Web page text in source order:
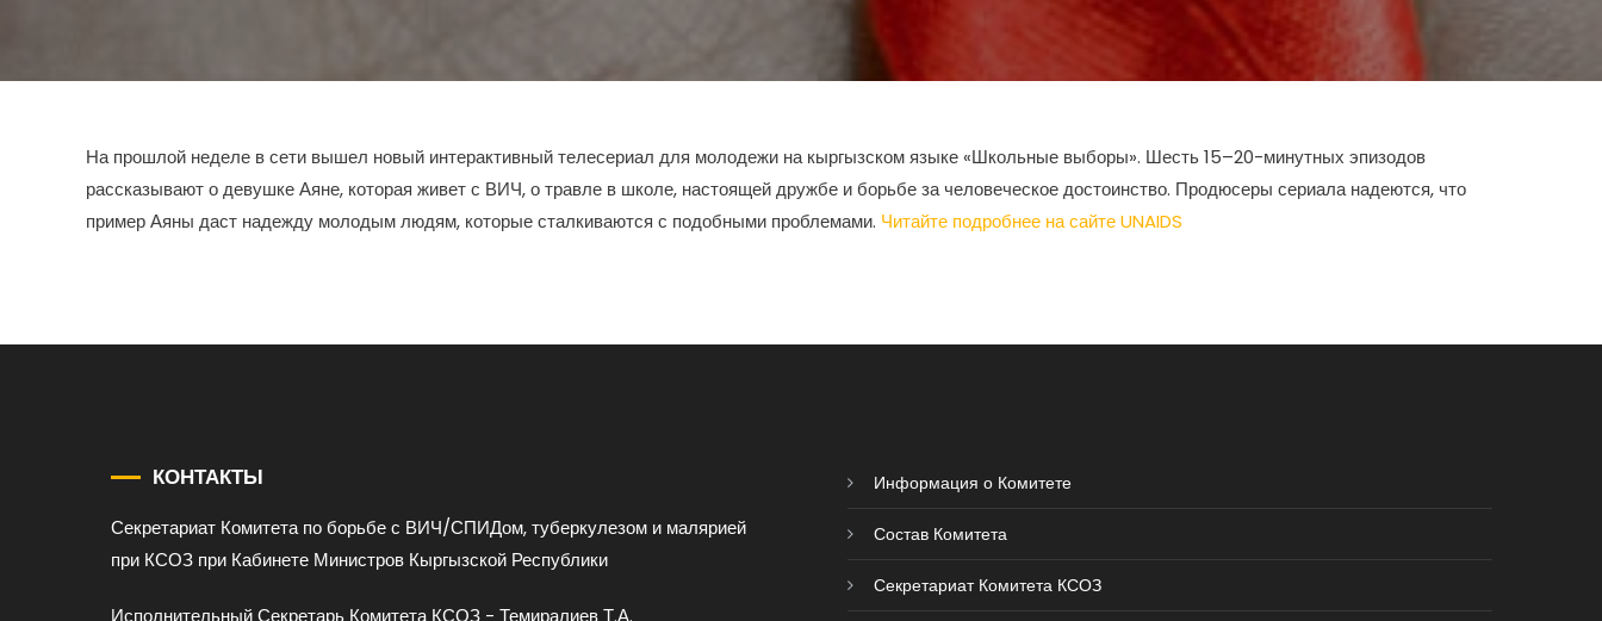
На прошлой неделе в сети вышел новый интерактивный телесериал для молодежи на кыргызском языке «Школьные выборы». Шесть 15–20-минутных эпизодов
рассказывают о девушке Аяне, которая живет с ВИЧ, о травле в школе, настоящей дружбе и борьбе за человеческое достоинство. Продюсеры сериала надеются, что
пример Аяны даст надежду молодым людям, которые сталкиваются с подобными проблемами. Читайте подробнее на сайте UNAIDS
КОНТАКТЫ
Секретариат Комитета по борьбе с ВИЧ/СПИДом, туберкулезом и малярией
при КСОЗ при Кабинете Министров Кыргызской Республики
Информация о Комитете
Состав Комитета
Секретариат Комитета КСОЗ